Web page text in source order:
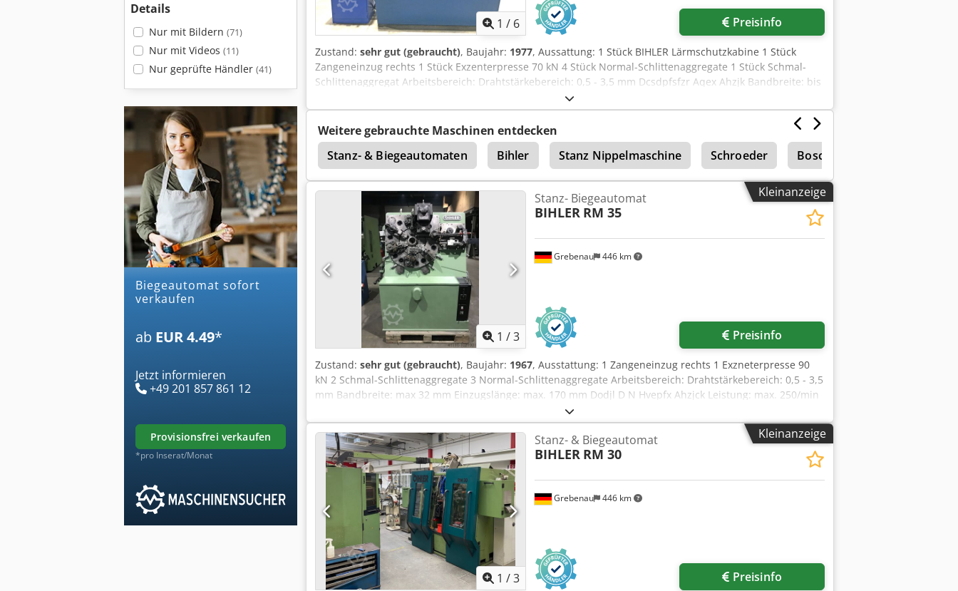
Details
Nur mit Bildern (71)
Nur mit Videos (11)
Nur geprüfte Händler (41)
biegeautomat sofort
verkaufen
ab EUR 4.49*
Jetzt informieren
+49 201 857 861 12
provisionsfrei verkaufen
*pro Inserat/Monat
1 / 6 Preisinfo
Zustand: sehr gut (gebraucht), Baujahr: 1977, Aussattung: 1 Stück BIHLER Lärmschutzkabine 1 Stück
Zangeneinzug rechts 1 Stück Exzenterpresse 70 kN 4 Stück Normal-Schlittenaggregate 1 Stück Schmal-
Schlittenaggregat Arbeitsbereich: Drahtstärkebereich: 0,5 - 3,5 mm Dcsdpfsfzr Aqex Ahzjk Bandbreite: bis
32 mm Einzugslänge: bis 170 mm Leistung: bis 250/min.
Weitere gebrauchte Maschinen entdecken
Stanz- & Biegeautomaten
Bihler Stanz Nippelmaschine Schroeder Boschert
Drahtbiegemaschine Bihler Rm 35
Kleinanzeige
1 /3
Grebenau 446 km
Stanz- Biegeautomat
BIHLER RM 35
Preisinfo
Zustand: sehr gut (gebraucht), Baujahr: 1967, Ausstattung: 1 Zangeneinzug rechts 1 Exzneterpresse 90
kN 2 Schmal-Schlittenaggregate 3 Normal-Schlittenaggregate Arbeitsbereich: Drahtstärkebereich: 0,5 - 3,5
mm Bandbreite: max 32 mm Einzugslänge: max. 170 mm Dodjl D N Hvepfx Ahzjck Leistung: max. 250/min
Kleinanzeige
1 /3
Grebenau 446 km
Stanz- & Biegeautomat
BIHLER RM 30
Preisinfo